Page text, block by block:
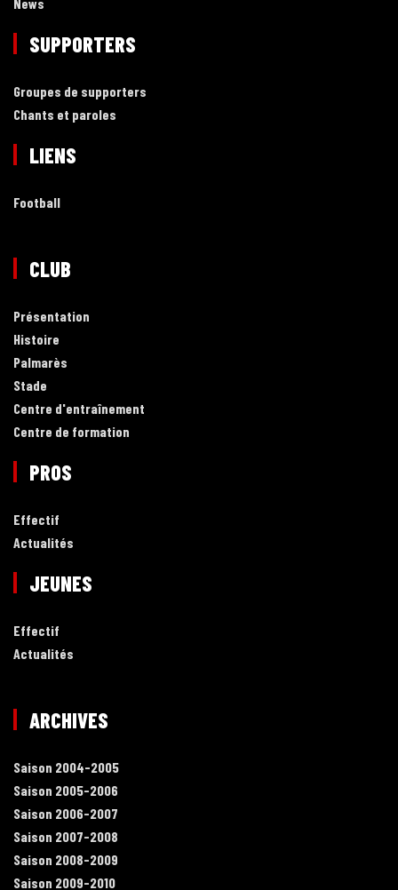
SUPPORTERS
Groupes de supporters
Chants et paroles
LIENS
Football
CLUB
Présentation
Histoire
Palmarès
Stade
Centre d'entraînement
Centre de formation
PROS
Effectif
Actualités
JEUNES
Effectif
Actualités
ARCHIVES
Saison 2004-2005
Saison 2005-2006
Saison 2006-2007
Saison 2007-2008
Saison 2008-2009
Saison 2009-2010